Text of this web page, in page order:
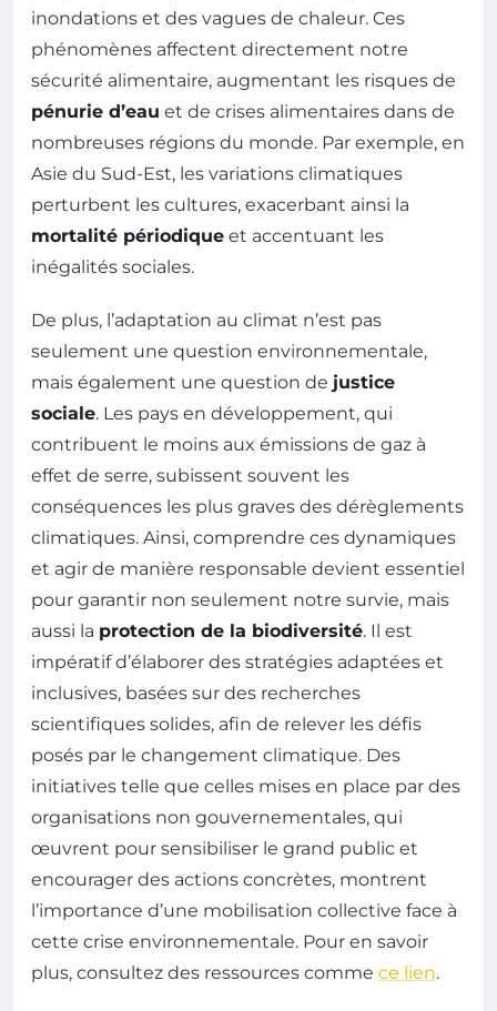
inondations et des vagues de chaleur. Ces
phénomènes affectent directement notre
sécurité alimentaire, augmentant les risques de
pénurie d’eau et de crises alimentaires dans de
nombreuses régions du monde. Par exemple, en
Asie du Sud-Est, les variations climatiques
perturbent les cultures, exacerbant ainsi la
mortalité périodique et accentuant les
inégalités sociales.
De plus, l’adaptation au climat n’est pas
seulement une question environnementale,
mais également une question de justice
sociale. Les pays en développement, qui
contribuent le moins aux émissions de gaz à
effet de serre, subissent souvent les
conséquences les plus graves des dérèglements
climatiques. Ainsi, comprendre ces dynamiques
et agir de manière responsable devient essentiel
pour garantir non seulement notre survie, mais
aussi la protection de la biodiversité. Il est
impératif d’élaborer des stratégies adaptées et
inclusives, basées sur des recherches
scientifiques solides, afin de relever les défis
posés par le changement climatique. Des
initiatives telle que celles mises en place par des
organisations non gouvernementales, qui
œuvrent pour sensibiliser le grand public et
encourager des actions concrètes, montrent
l’importance d’une mobilisation collective face à
cette crise environnementale. Pour en savoir
plus, consultez des ressources comme ce lien.